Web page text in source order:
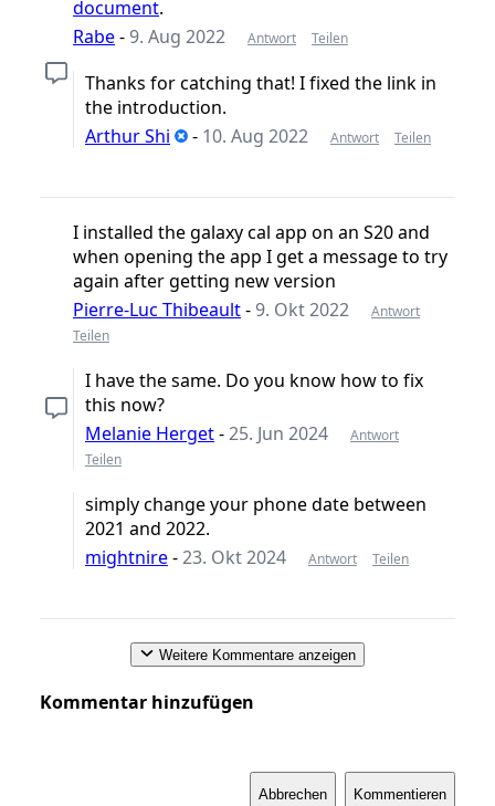
document.
Rabe-9. Aug 2022 Antwort Teilen
Thanks for catching that! I fixed the link in
the introduction.
Arthur Shi
- 10. Aug 2022 Antwort Teilen
I installed the galaxy cal app on an S20 and
when opening the app I get a message to try
again after getting new version
Pierre-Luc Thibeault-9. Okt 2022
Antwort
Teilen
I have the same. Do you know how to fix
this now?
Melanie Herget-25. Jun 2024
Antwort
Teilen
simply change your phone date between
2021 and 2022.
mightnire-23. Okt 2024 Antwort Teilen
Weitere Kommentare anzeigen
Kommentar hinzufügen
Abbrechen Kommentieren